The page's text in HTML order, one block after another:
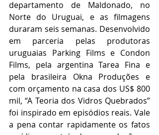
departamento de Maldonado, no
Norte do Uruguai, e as filmagens
duraram seis semanas. Desenvolvido
em parceria pelas produtoras
uruguaias Parking Films e Condon
Films, pela argentina Tarea Fina e
pela brasileira Okna Produções e
com orçamento na casa dos US$ 800
mil, “A Teoria dos Vidros Quebrados”
foi inspirado em episódios reais. Vale
a pena contar rapidamente os fatos